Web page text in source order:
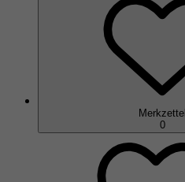
Merkzettel
0